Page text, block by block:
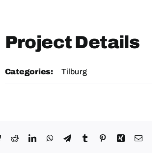
Project Details
Categories: Tilburg
BlueskyRedditLinkedInWhatsApp
TelegramTumblr PinterestXing E-